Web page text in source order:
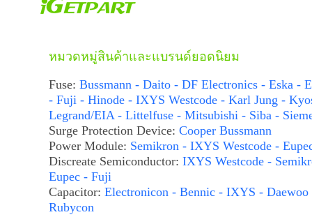
หมวดหมู่สินค้าและแบรนด์ยอดนิยม
Fuse: Bussmann - Daito - DF Electronics - Eska -
- Fuji - Hinode - IXYS Westcode - Karl Jung -
Legrand/EIA - Littelfuse - Mitsubishi - Siba -
Surge Protection Device: Cooper Bussmann
Power Module: Semikron - IXYS Westcode -
Discreate Semiconductor: IXYS Westcode -
Eupec - Fuji
Capacitor: Electronicon - Bennic - IXYS - Daewoo
Rubycon